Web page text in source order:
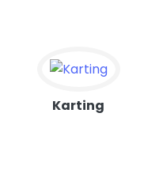
Karting